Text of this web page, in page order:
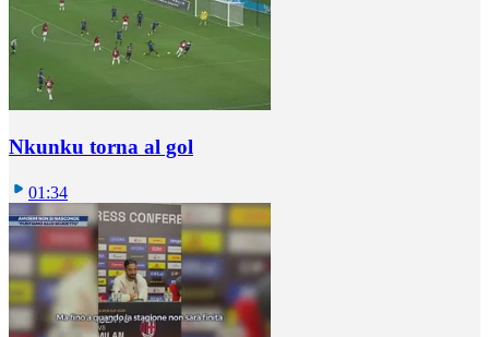
Nkunku torna al gol
01:34